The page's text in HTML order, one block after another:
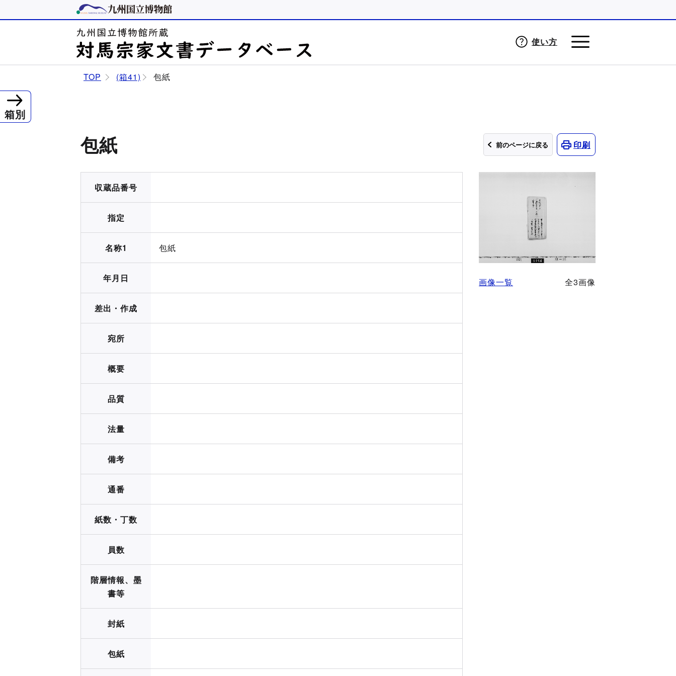
使い方
TOP (箱41) 包紙
前のページに戻る
包紙 印刷
画像一覧 全3画像
収蔵品番号
指定
名称1 包紙
年月日
差出・作成
宛所
概要
品質
法量
備考
通番
紙数・丁数
員数
階層情報、墨
書等
封紙
包紙
箱別